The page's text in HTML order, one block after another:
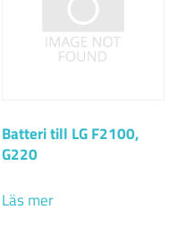
Batteri till LG F2100,
G220
Läs mer